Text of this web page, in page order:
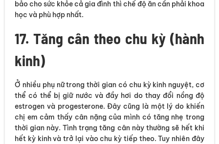
bảo cho sức khỏe cả gia đình thì chế độ ăn cần phải khoa
học và phù hợp nhất.
17. Tăng cân theo chu kỳ (hành
kinh)
Ở nhiều phụ nữ trong thời gian có chu kỳ kinh nguyệt, cơ
thể có thể bị giữ nước và đầy hơi do thay đổi nồng độ
estrogen và progesterone. Đây cũng là một lý do khiến
chị em cảm thấy cân nặng của mình có tăng nhẹ trong
thời gian này. Tình trạng tăng cân này thường sẽ hết khi
hết kỳ kinh và trở lại vào chu kỳ tiếp theo. Tuy nhiên đây